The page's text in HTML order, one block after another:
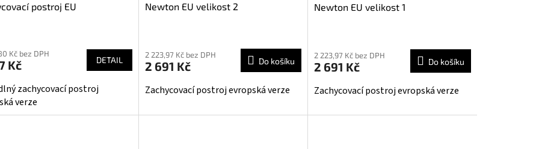
postroj EU
Kč bez DPH
Kč DETAIL
zachycovací postroj
verze
Newton EU velikost 2
2 223,97 Kč bez DPH
2 691 Kč Do košíku
Zachycovací postroj evropská verze
Newton EU velikost 1
2 223,97 Kč bez DPH
2 691 Kč Do košíku
Zachycovací postroj evropská verze